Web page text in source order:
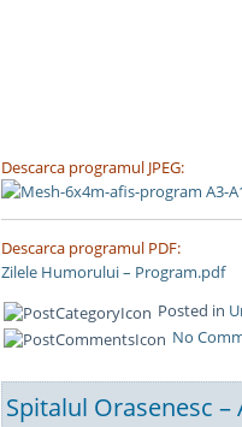
Descarca programul JPEG:
Descarca programul PDF:
Zilele Humorului – Program.pdf
Posted in
No
Spitalul Orasenesc